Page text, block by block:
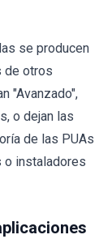
se producen
de otros
"Avanzado",
o dejan las
de las PUAs
o instaladores